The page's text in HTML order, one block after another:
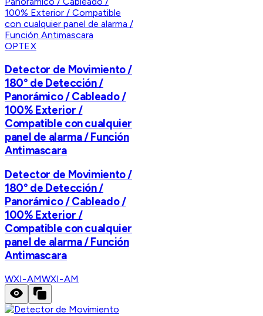
OPTEX
Detector de Movimiento /
180° de Detección /
Panorámico / Cableado /
100% Exterior /
Compatible con cualquier
panel de alarma / Función
Antimascara
Detector de Movimiento /
180° de Detección /
Panorámico / Cableado /
100% Exterior /
Compatible con cualquier
panel de alarma / Función
Antimascara
WXI-AMWXI-AM